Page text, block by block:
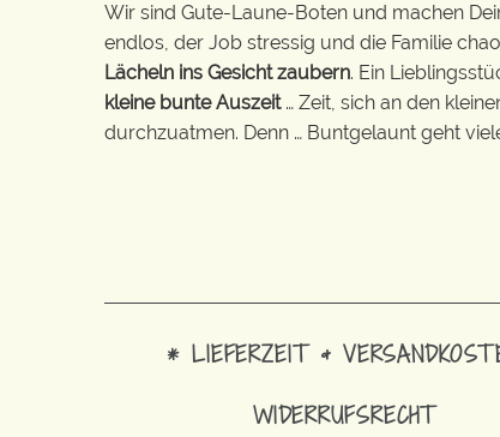
Wir sind Gute-Laune-Boten und machen
endlos, der Job stressig und die Familie
Lächeln ins Gesicht zaubern. Ein
kleine bunte Auszeit… Zeit, sich an den
durchzuatmen. Denn … Buntgelaunt geht
* LIEFERZEIT &
WIDERRUFSRECHT